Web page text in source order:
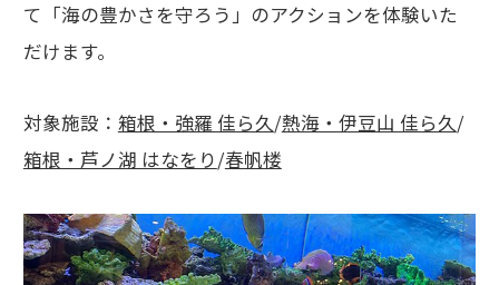
て「海の豊かさを守ろう」のアクションを体験いた
だけます。
対象施設： 箱根・強羅 佳ら久/熱海・伊豆山 佳ら久/
箱根・芦ノ湖 はなをり/春帆楼